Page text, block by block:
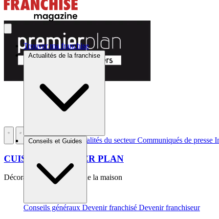
Trouver ma franchise
Actualités de la franchise
Brèves et actus Actualités du secteur Communiqués de presse
Conseils et Guides
Conseils généraux Devenir franchisé Devenir franchiseur
CUISINES PREMIER PLAN
Décoration - Équipement de la maison